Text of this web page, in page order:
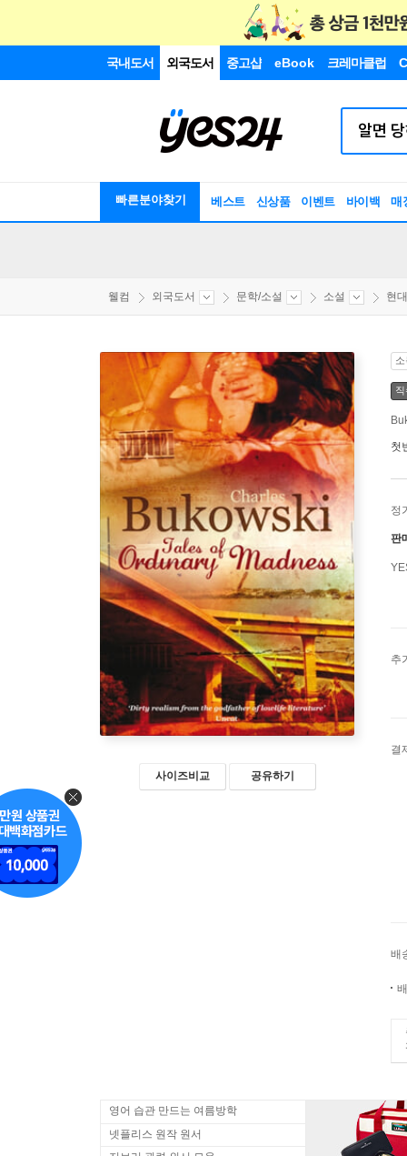
국내도서 외국도서 중고샵 eBook 크레마클럽
빠른분야찾기 베스트 신상품 이벤트 바이백 매
웰컴 외국도서 문학/소설 소설 현
사이즈비교 공유하기
첫
정
판
추
결
배
영어 습관 만드는 여름방학
넷플리스 원작 원서